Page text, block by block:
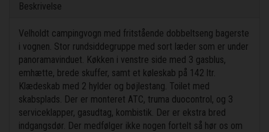
Beskrivelse
Velholdt campingvogn med fritstående dobbeltseng bagerste
i vognen. Stor rundsiddegruppe med sort læder som er under
panoramavinduet. Køkken i venstre side med 3 gasblus,
emhætte, brede skuffer, samt et køleskab på 142 ltr.
Klædeskab med 2 hylder og bøjlestang. Toilet med
skabsplads. Der er monteret ATC, truma duocontrol, og 3
serviceklapper, gasudtag, kombistik. Der er ekstra bred
indgangsdør. Der medfølger ikke nogen fortelt så hør os om